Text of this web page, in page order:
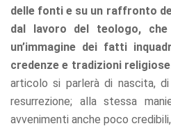
delle fonti e su un raffronto
dal lavoro del teologo,
un’immagine dei fatti
credenze e tradizioni
articolo si parlerà di nascita,
resurrezione; alla stessa
avvenimenti anche poco
your
interests
and
behavior as
you visit our
site, you
increase the
chance of
seeing